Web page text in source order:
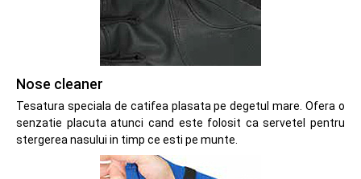
Nose cleaner
Tesatura speciala de catifea plasata pe degetul mare. Ofera o
senzatie placuta atunci cand este folosit ca servetel pentru
stergerea nasului in timp ce esti pe munte.